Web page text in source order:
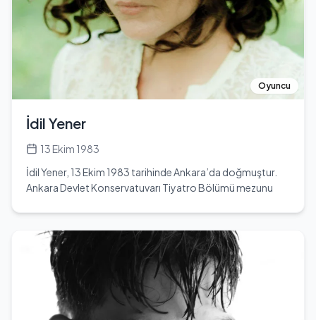
genç yaşına rağmen önemli bir hayran kitlesine ulaşmayı
başarmıştır. Terazi burcu olan Koçak, 1,88 cm boyundadır.
Kendi hayatı hakkında çok fazla bilgi paylaşmamış, özel
hayatını gizli tutmayı tercih etmiştir. Eşi veya sevgilisi
hakkında herhangi bir bilgi bulunmamaktadır. Oyunculuk
kariyerinde daha fazla projede yer almayı hedeflemekte
ve izleyicilere yeni karakterlerle ulaşmayı planlamaktadır.
Yiğit Koçak, sosyal medya platformlarında da aktif
olarak yer almakta, Instagram ve Twitter hesapları
üzerinden hayranlarıyla etkileşimde bulunmaktadır. Bu
platformlarda paylaşımlarıyla takipçileriyle bağlantı
kurmakta ve kariyerine dair gelişmeleri aktarmaktadır.
Yiğit Koçak, genç yaşına rağmen kariyerinde önemli
adımlar atmış ve gelecekte daha büyük projelerde yer
Oyuncu
İdil Yener
13 Ekim 1983
İdil Yener, 13 Ekim 1983 tarihinde Ankara’da doğmuştur.
Ankara Devlet Konservatuvarı Tiyatro Bölümü mezunu
oyunculuk kariyerine adım atmıştır. Tiyatro sahnelerinde
kazandığı deneyim, onun doğal ve güçlü bir oyunculuk
tarzı oluşturmasına katkı sağlamıştır. Zamanla televizyon
projelerinde de yer alan İdil Yener, Türkiye’nin dikkat çeken
kadın oyuncularından biri haline gelmiştir. İzleyiciler
tarafından performansıyla beğeni kazanan Yener, son